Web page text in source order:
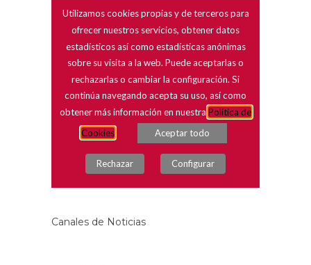
Canales de Noticias